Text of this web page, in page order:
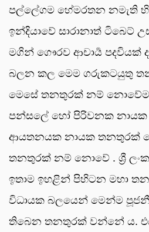
පල්ලේගම හේමරතන නමැති
ඉන්දියාවේ සාරානාත් ටිබෙට්
මගින් ගෞරව ආචාර්‍ය පදවියක්
බලන කල මෙම ගරුකටයුතු
මෙසේ තනතුරක් නම් නොවේම
පන්සලේ හෝ පිරිවනක
ආයතනයක නායක තනතුරක්
තනතුරක් නම් නොවේ . ශ්‍රී
ඉතාම ඉහළින් පිහිටන මහා
විධායක බලයෙන් මෙන්ම
තිබෙන තනතුරක් වන්නේ ය.